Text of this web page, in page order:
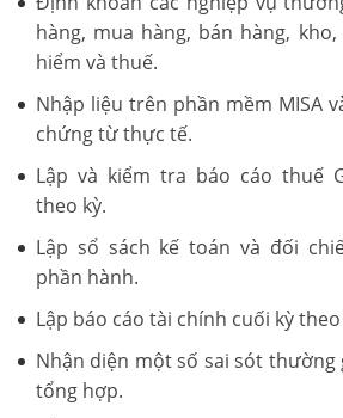
hàng, mua hàng, bán hàng,
hiểm và thuế.
Nhập liệu trên phần mềm MISA
chứng từ thực tế.
Lập và kiểm tra báo cáo thuế
theo kỳ.
Lập sổ sách kế toán và đối
phần hành.
Lập báo cáo tài chính cuối kỳ
Nhận diện một số sai sót thường
tổng hợp.